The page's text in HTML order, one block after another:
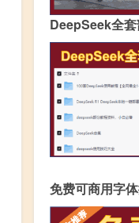
DeepSeek全
免费可商用字